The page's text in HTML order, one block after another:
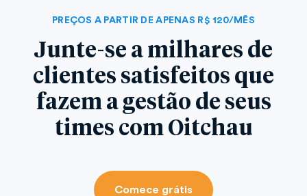
PREÇOS A PARTIR DE APENAS R$ 120/MÊS
Junte-se a milhares de
clientes satisfeitos que
fazem a gestão de seus
times com Oitchau
Comece grátis